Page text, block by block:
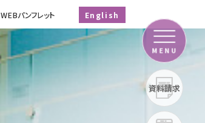
WEBパンフレット English
MENU
資料請求